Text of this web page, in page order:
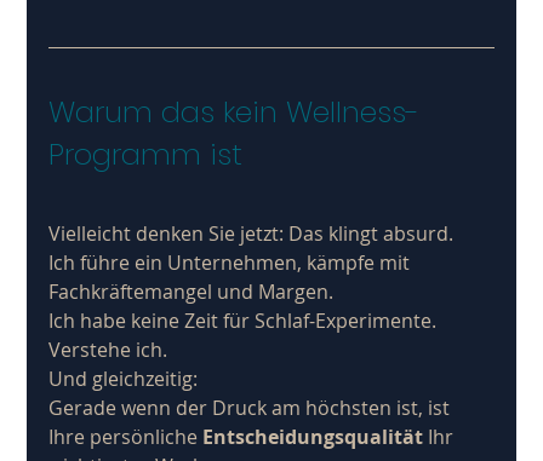
Warum das kein Wellness-
Programm ist
Vielleicht denken Sie jetzt: Das klingt absurd.
Ich führe ein Unternehmen, kämpfe mit
Fachkräftemangel und Margen.
Ich habe keine Zeit für Schlaf-Experimente.
Verstehe ich.
Und gleichzeitig:
Gerade wenn der Druck am höchsten ist, ist
Ihre persönliche Entscheidungsqualität Ihr